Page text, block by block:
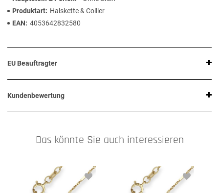
Produktart
Halskette & Collier
EAN
4053642832580
EU Beauftragter
Kundenbewertung
Das könnte Sie auch interessieren